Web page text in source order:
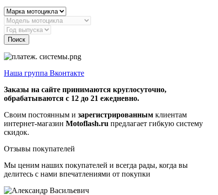
Поиск
Наша группа Вконтакте
Заказы на сайте принимаются круглосуточно,
обрабатываются с 12 до 21 ежедневно.
Своим постоянным и зарегистрированным клиентам
интернет-магазин Motoflash.ru предлагает гибкую систему
скидок.
Отзывы покупателей
Мы ценим наших покупателей и всегда рады, когда вы
делитесь с нами впечатлениями от покупки